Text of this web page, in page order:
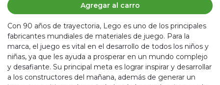
Agregar al carro
Con 90 años de trayectoria, Lego es uno de los principales
fabricantes mundiales de materiales de juego. Para la
marca, el juego es vital en el desarrollo de todos los niños y
niñas, ya que les ayuda a prosperar en un mundo complejo
y desafiante. Su principal meta es lograr inspirar y desarrollar
a los constructores del mañana, además de generar un